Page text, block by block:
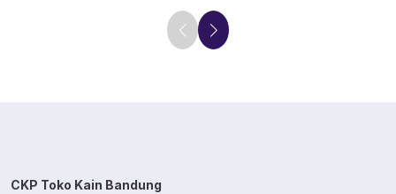
CKP Toko Kain Bandung